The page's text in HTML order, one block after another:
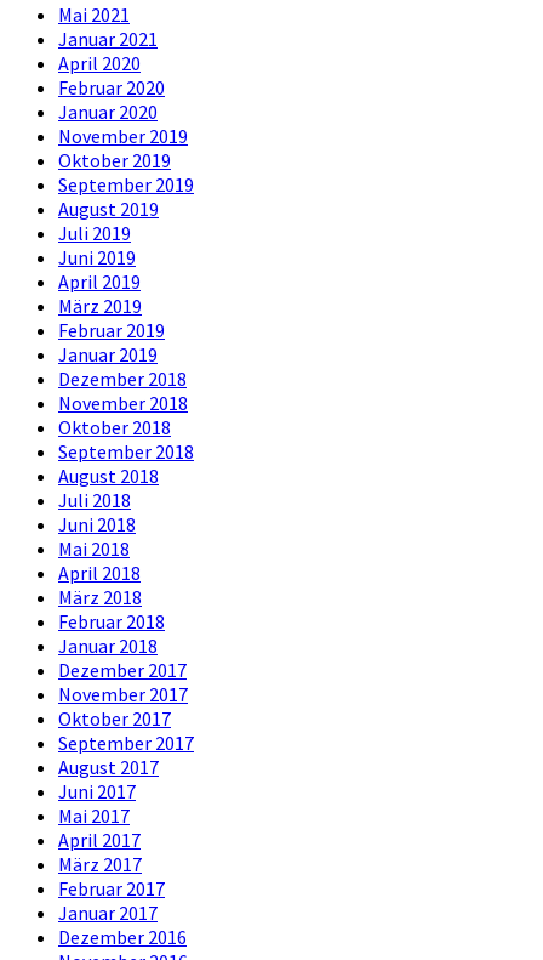
Mai 2021
Januar 2021
April 2020
Februar 2020
Januar 2020
November 2019
Oktober 2019
September 2019
August 2019
Juli 2019
Juni 2019
April 2019
März 2019
Februar 2019
Januar 2019
Dezember 2018
November 2018
Oktober 2018
September 2018
August 2018
Juli 2018
Juni 2018
Mai 2018
April 2018
März 2018
Februar 2018
Januar 2018
Dezember 2017
November 2017
Oktober 2017
September 2017
August 2017
Juni 2017
Mai 2017
April 2017
März 2017
Februar 2017
Januar 2017
Dezember 2016